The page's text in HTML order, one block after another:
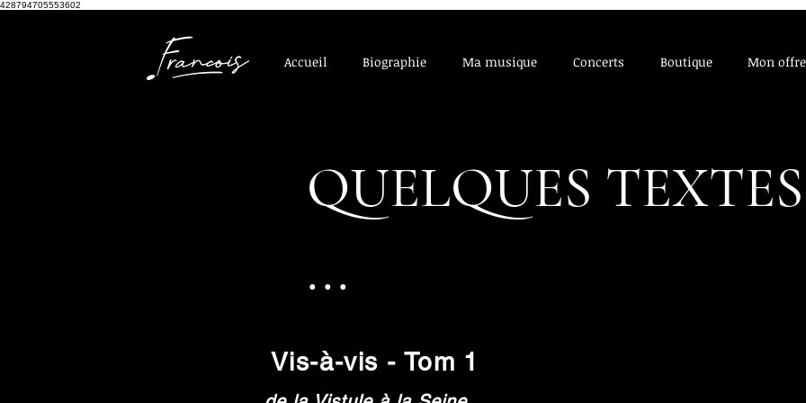
428794705553602
Accueil Biographie Ma musique Concerts Boutique Mon offre
QUELQUES TEXTES
...
Vis-à-vis - Tom 1